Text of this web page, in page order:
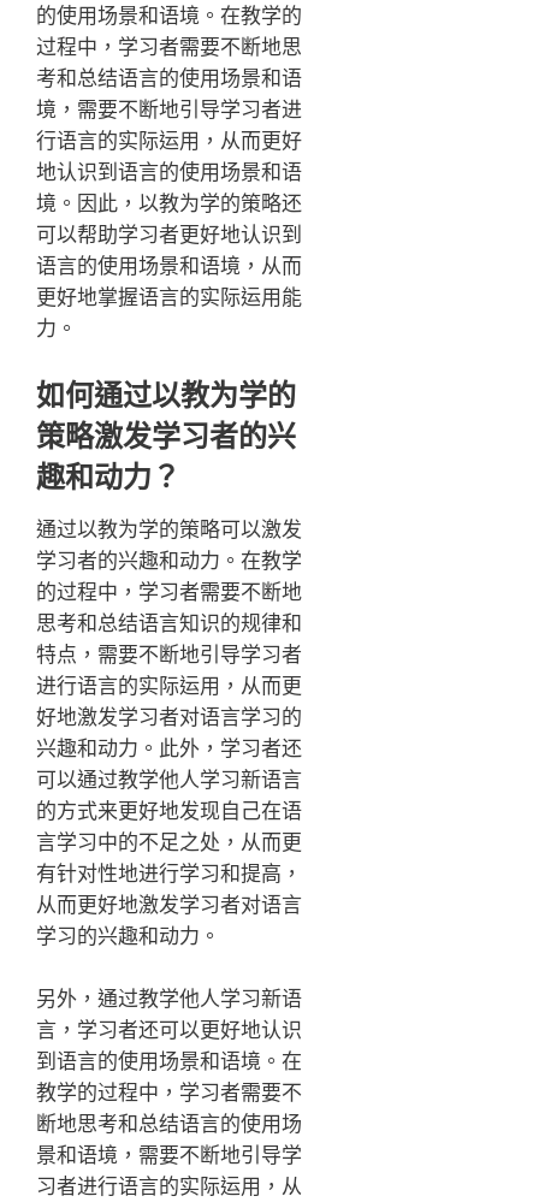
的使用场景和语境。在教学的
过程中，学习者需要不断地思
考和总结语言的使用场景和语
境，需要不断地引导学习者进
行语言的实际运用，从而更好
地认识到语言的使用场景和语
境。因此，以教为学的策略还
可以帮助学习者更好地认识到
语言的使用场景和语境，从而
更好地掌握语言的实际运用能
力。
如何通过以教为学的
策略激发学习者的兴
趣和动力？
通过以教为学的策略可以激发
学习者的兴趣和动力。在教学
的过程中，学习者需要不断地
思考和总结语言知识的规律和
特点，需要不断地引导学习者
进行语言的实际运用，从而更
好地激发学习者对语言学习的
兴趣和动力。此外，学习者还
可以通过教学他人学习新语言
的方式来更好地发现自己在语
言学习中的不足之处，从而更
有针对性地进行学习和提高，
从而更好地激发学习者对语言
学习的兴趣和动力。
另外，通过教学他人学习新语
言，学习者还可以更好地认识
到语言的使用场景和语境。在
教学的过程中，学习者需要不
断地思考和总结语言的使用场
景和语境，需要不断地引导学
习者进行语言的实际运用，从